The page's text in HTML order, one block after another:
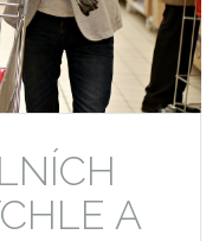
A